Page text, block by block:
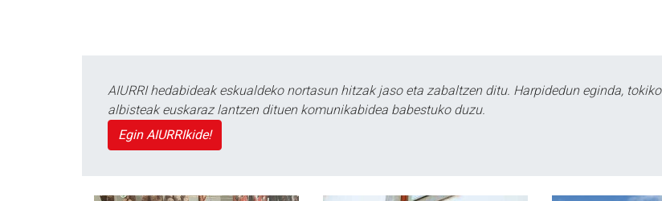
AIURRI hedabideak eskualdeko nortasun hitzak jaso eta zabaltzen ditu. Harpidedun eginda, tokiko
albisteak euskaraz lantzen dituen komunikabidea babestuko duzu.
Egin AIURRIkide!